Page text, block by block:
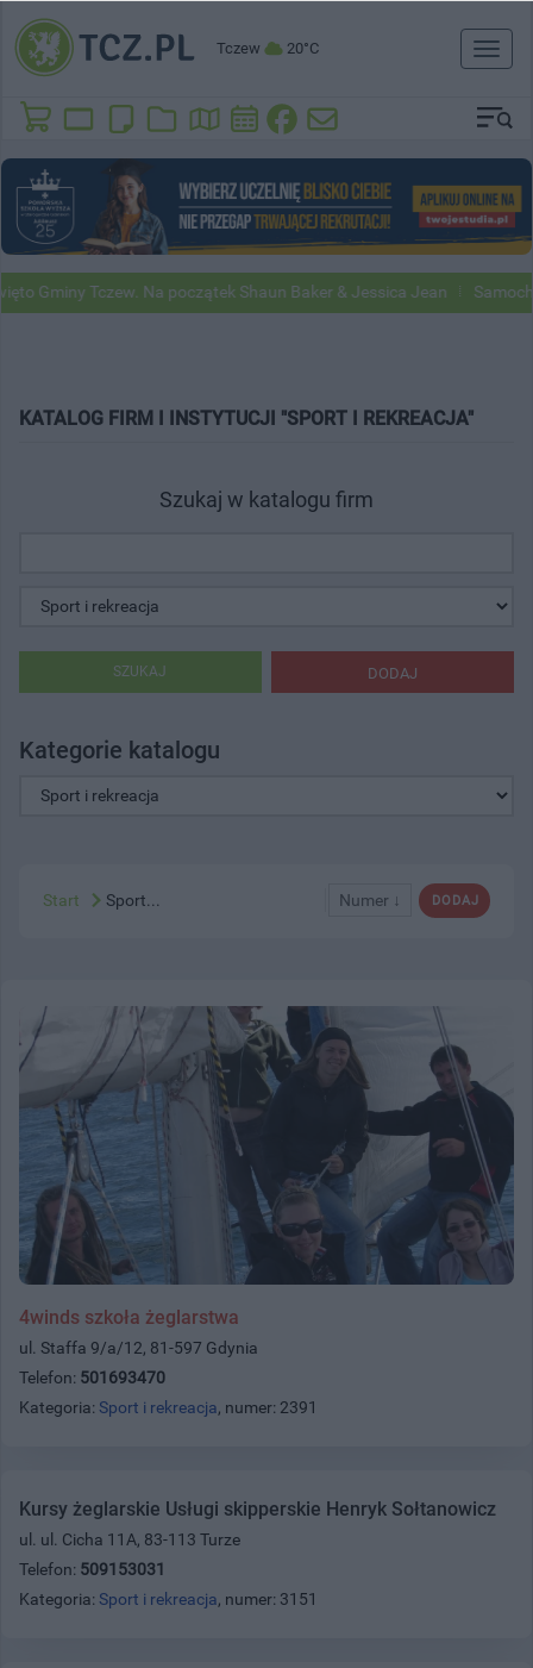
Tczew 20°C
Toggle
Gminy Tczew. Na początek Shaun Baker & Jessica Jean
KATALOG FIRM I INSTYTUCJI "SPORT I REKREACJA"
Szukaj w katalogu firm
DODAJ
SZUKAJ
Kategorie katalogu
DODAJ
Numer ↓
Start Sport...
4winds szkoła żeglarstwa
ul. Staffa 9/a/12, 81-597 Gdynia
Telefon: 501693470
Kategoria: Sport i rekreacja, numer: 2391
Kursy żeglarskie Usługi skipperskie Henryk Sołtanowicz
ul. ul. Cicha 11A, 83-113 Turze
Telefon: 509153031
Kategoria: Sport i rekreacja, numer: 3151